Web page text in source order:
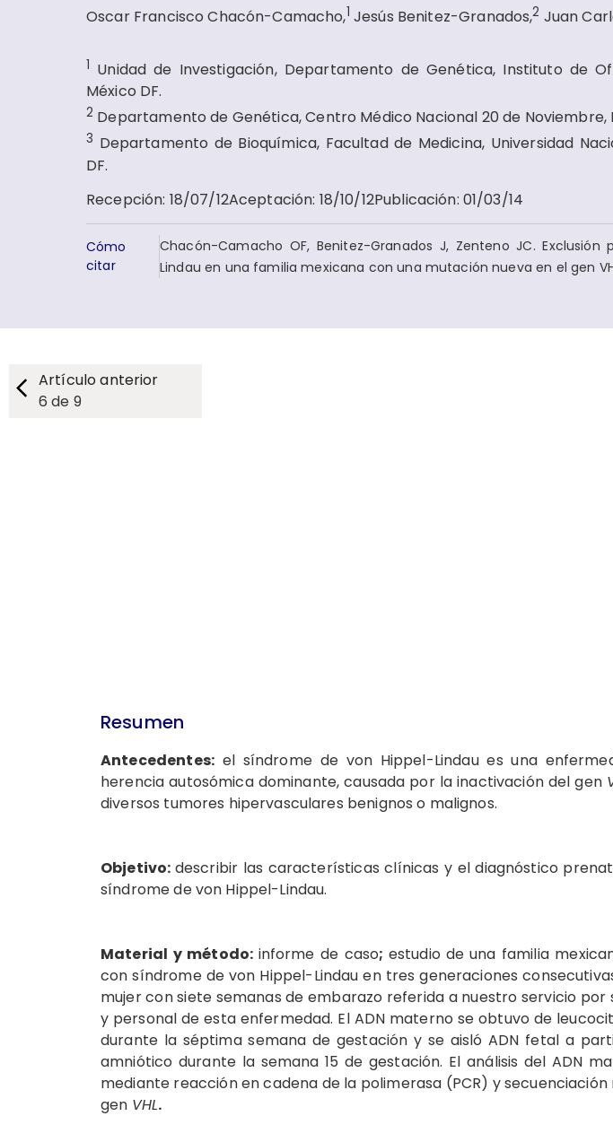
Oscar Francisco Chacón-Camacho,1 Jesús Benitez-Granados,2 Juan
1 Unidad de Investigación, Departamento de Genética, Instituto de
México DF.
2 Departamento de Genética, Centro Médico Nacional 20 de Noviembre,
3 Departamento de Bioquímica, Facultad de Medicina, Universidad
DF.
Recepción: 18/07/12Aceptación: 18/10/12Publicación: 01/03/14
Cómo
citar
Chacón-Camacho OF, Benitez-Granados J, Zenteno JC.
Lindau en una familia mexicana con una mutación nueva en el gen
Artículo anterior
6 de 9
Resumen
Antecedentes:el síndrome de von Hippel-Lindau es una
herencia autosómica dominante, causada por la inactivación del gen
diversos tumores hipervasculares benignos o malignos.
Objetivo: describir las características clínicas y el diagnóstico
síndrome de von Hippel-Lindau.
Material y método: informe de caso; estudio de una familia
con síndrome de von Hippel-Lindau en tres generaciones
mujer con siete semanas de embarazo referida a nuestro servicio
y personal de esta enfermedad. El ADN materno se obtuvo de
durante la séptima semana de gestación y se aisló ADN fetal a
amniótico durante la semana 15 de gestación. El análisis del ADN
mediante reacción en cadena de la polimerasa (PCR) y
gen VHL.